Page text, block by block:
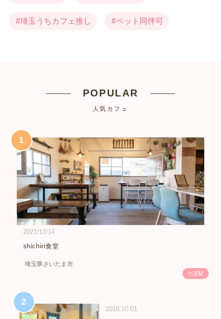
埼玉うちカフェ推し ペット同伴可
POPULAR
人気カフェ
1
2021/12/14
shichiri食堂
埼玉県さいたま市
七里駅
2
2018.10.01